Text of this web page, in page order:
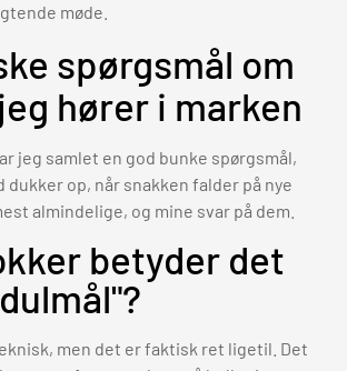
møde.
spørgsmål om
hører i marken
jeg samlet en god bunke spørgsmål,
op, når snakken falder på nye
almindelige, og mine svar på dem.
betyder det
men det er faktisk ret ligetil. Det